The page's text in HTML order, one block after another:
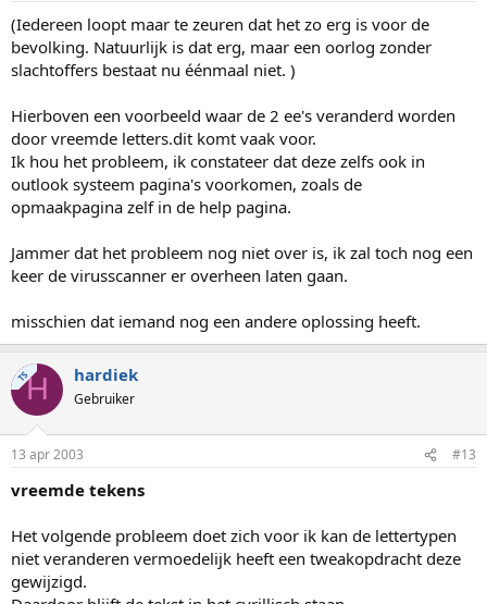
(Iedereen loopt maar te zeuren dat het zo erg is voor de
bevolking. Natuurlijk is dat erg, maar een oorlog zonder
slachtoffers bestaat nu éénmaal niet. )
Hierboven een voorbeeld waar de 2 ee's veranderd worden
door vreemde letters.dit komt vaak voor.
Ik hou het probleem, ik constateer dat deze zelfs ook in
outlook systeem pagina's voorkomen, zoals de
opmaakpagina zelf in de help pagina.
Jammer dat het probleem nog niet over is, ik zal toch nog een
keer de virusscanner er overheen laten gaan.
misschien dat iemand nog een andere oplossing heeft.
TSH hardiek
Gebruiker
13 apr 2003 #13
vreemde tekens
Het volgende probleem doet zich voor ik kan de lettertypen
niet veranderen vermoedelijk heeft een tweakopdracht deze
gewijzigd.